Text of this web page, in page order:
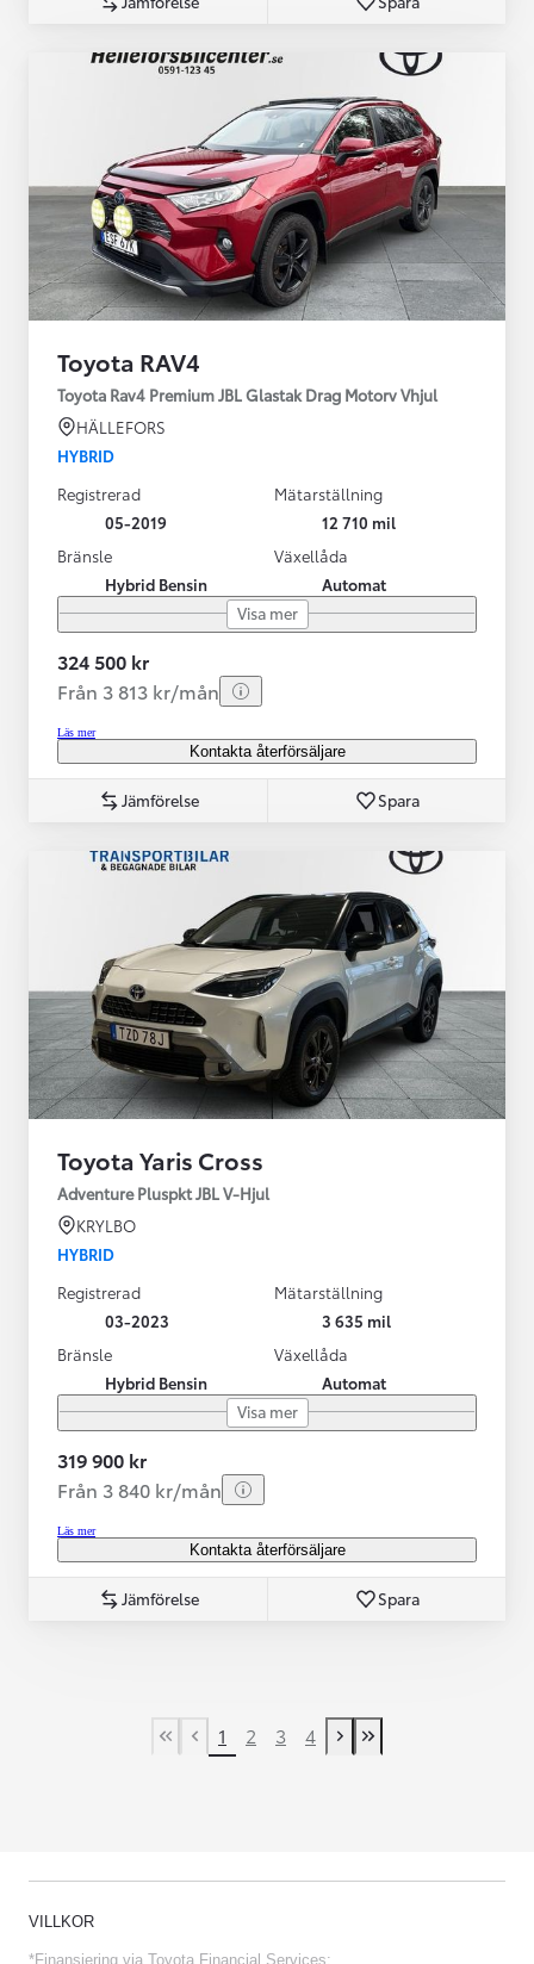
Toyota RAV4
Toyota Rav4 Premium JBL Glastak Drag Motorv Vhjul
HÄLLEFORS
HYBRID
Registrerad
05-2019
Mätarställning
12 710 mil
Bränsle
Hybrid Bensin
Växellåda
Automat
Visa mer
324 500 kr
Från 3 813 kr/mån
Läs mer
Kontakta återförsäljare
Jämförelse Spara
Toyota Yaris Cross
Adventure Pluspkt JBL V-Hjul
KRYLBO
HYBRID
Registrerad
03-2023
Mätarställning
3 635 mil
Bränsle
Hybrid Bensin
Växellåda
Automat
Visa mer
319 900 kr
Från 3 840 kr/mån
Läs mer
Kontakta återförsäljare
Jämförelse Spara
First Page
Previous page
1 2 3 4
Next page
Last Page
VILLKOR
*Finansiering via Toyota Financial Services: